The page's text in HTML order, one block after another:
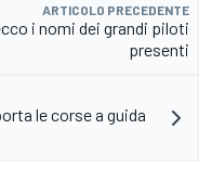
ARTICOLO PRECEDENTE
i nomi dei grandi piloti
presenti
le corse a guida